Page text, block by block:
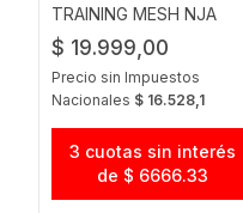
TRAINING MESH NJA
$ 19.999,00
Precio sin Impuestos
Nacionales $ 16.528,1
3 cuotas sin interés
de $ 6666.33